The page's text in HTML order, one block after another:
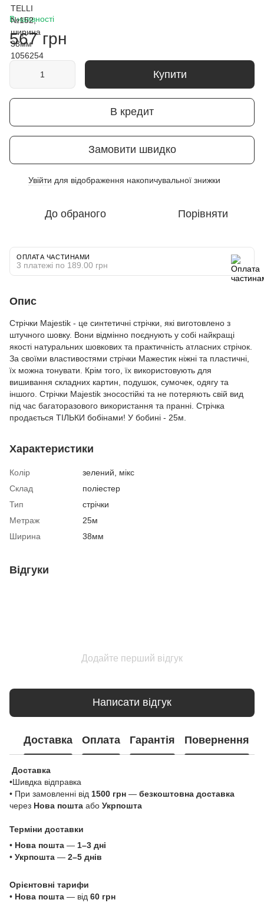
В наявності
567 грн
Купити
В кредит
Замовити швидко
Увійти для відображення накопичувальної знижки
До обраного Порівняти
ОПЛАТА ЧАСТИНАМИ
3 платежі по 189.00 грн
Опис
Стрічки Majestik - це синтетичні стрічки, які виготовлено з
штучного шовку. Вони відмінно поєднують у собі найкращі
якості натуральних шовкових та практичність атласних стрічок.
За своїми властивостями стрічки Мажестик ніжні та пластичні,
їх можна тонувати. Крім того, їх використовують для
вишивання складних картин, подушок, сумочек, одягу та
іншого. Стрічки Majestik зносостійкі та не потеряють свій вид
під час багаторазового використання та пранні. Стрічка
продається ТІЛЬКИ бобінами! У бобині - 25м.
Характеристики
Колір
зелений, мікс
Склад
поліестер
Тип
стрічки
Метраж
25м
Ширина
38мм
Відгуки
Додайте перший відгук
Написати відгук
Доставка Оплата Гарантія Повернення
Доставка
•Шивдка відправка
• При замовленні від 1500 грн — безкоштовна доставка
через Нова пошта або Укрпошта
Терміни доставки
• Нова пошта — 1–3 дні
• Укрпошта — 2–5 днів
Орієнтовні тарифи
• Нова пошта — від 60 грн